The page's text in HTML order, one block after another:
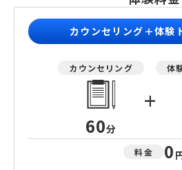
カウンセリング＋体験
カウンセリング
60分
+
体
料金 0